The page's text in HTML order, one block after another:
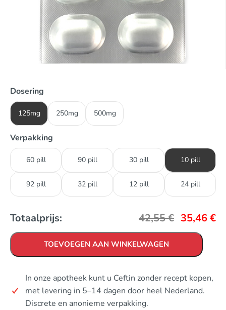
Dosering
125mg 250mg 500mg
Verpakking
60 pill 90 pill 30 pill 10 pill
92 pill 32 pill 12 pill 24 pill
Totaalprijs: 42,55€ 35,46€
TOEVOEGEN AAN WINKELWAGEN
In onze apotheek kunt u Ceftin zonder recept kopen,
met levering in 5–14 dagen door heel Nederland.
Discrete en anonieme verpakking.